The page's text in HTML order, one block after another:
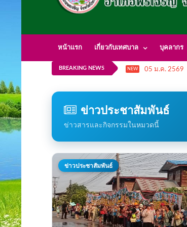
หน้าแรก เกี่ยวกับเทศบาล บุคลากร
BREAKING NEWS NEW 05 ม.ค. 2569
ข่าวประชาสัมพันธ์
ข่าวสารและกิจกรรมในหมวดนี้
ข่าวประชาสัมพันธ์